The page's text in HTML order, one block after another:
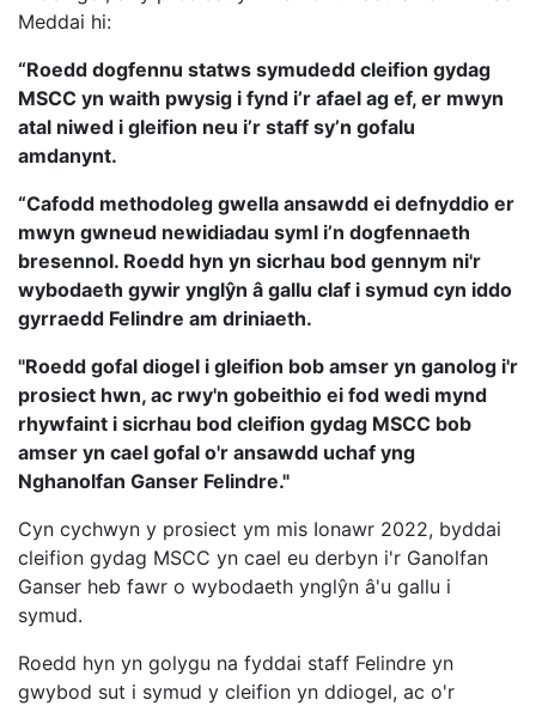
Meddai hi:
“Roedd dogfennu statws symudedd cleifion gydag
MSCC yn waith pwysig i fynd i’r afael ag ef, er mwyn
atal niwed i gleifion neu i’r staff sy’n gofalu
amdanynt.
“Cafodd methodoleg gwella ansawdd ei defnyddio er
mwyn gwneud newidiadau syml i’n dogfennaeth
bresennol. Roedd hyn yn sicrhau bod gennym ni'r
wybodaeth gywir ynglŷn â gallu claf i symud cyn iddo
gyrraedd Felindre am driniaeth.
"Roedd gofal diogel i gleifion bob amser yn ganolog i'r
prosiect hwn, ac rwy'n gobeithio ei fod wedi mynd
rhywfaint i sicrhau bod cleifion gydag MSCC bob
amser yn cael gofal o'r ansawdd uchaf yng
Nghanolfan Ganser Felindre."
Cyn cychwyn y prosiect ym mis Ionawr 2022, byddai
cleifion gydag MSCC yn cael eu derbyn i'r Ganolfan
Ganser heb fawr o wybodaeth ynglŷn â'u gallu i
symud.
Roedd hyn yn golygu na fyddai staff Felindre yn
gwybod sut i symud y cleifion yn ddiogel, ac o'r